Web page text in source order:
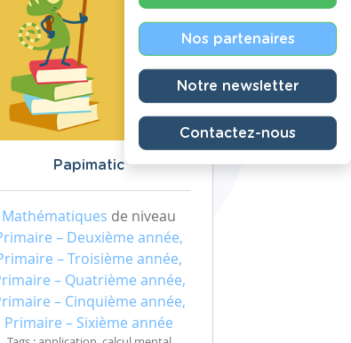
Papimatic
Mathématiques de niveau
– Deuxième année,
– Troisième année,
– Quatrième année,
– Cinquième année,
Primaire – Sixième année
Nos partenaires
Notre newsletter
Contactez-nous